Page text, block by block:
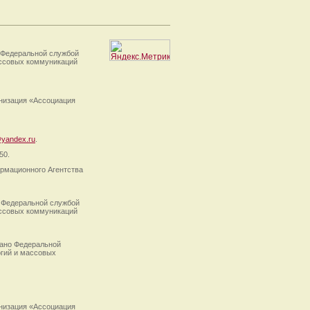
службой
коммуникаций
«Ассоциация
Агентства
службой
коммуникаций
Федеральной
и массовых
«Ассоциация